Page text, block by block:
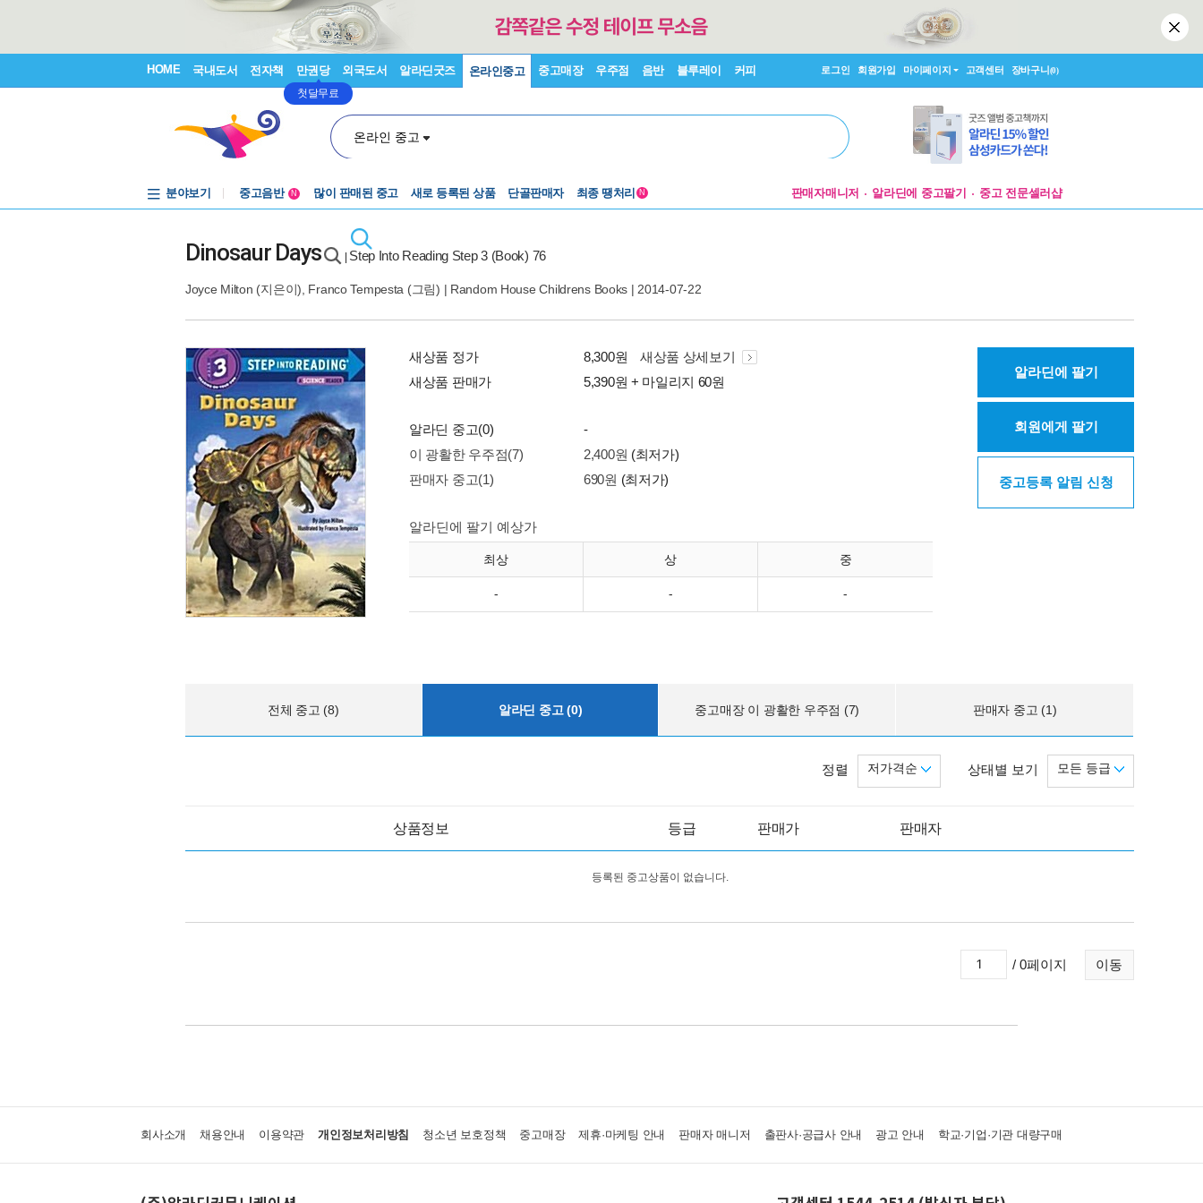
HOME 국내도서 전자책 만권당
첫달무료
외국도서 알라딘굿즈 온라인중고 중고매장 우주점 음반 블루레이 커피 로그인 회원가입 마이페이지 고객센터 장바구니(0)
온라인 중고
분야보기
중고음반
N 많이 판매된 중고 새로 등록된 상품 단골판매자 최종 땡처리 N 판매자매니저 알라딘에 중고팔기 중고 전문셀러샵
Dinosaur Days Step Into Reading Step 3 (Book) 76
Joyce Milton (지은이), Franco Tempesta (그림) | Random House Childrens Books | 2014-07-22
새상품 정가 8,300원
새상품 상세보기
새상품 판매가
5,390원 + 마일리지 60원
알라딘 중고(0)
-
이 광활한 우주점(7)
2,400원 (최저가)
판매자 중고(1)
690원 (최저가)
알라딘에 팔기 예상가
최상 상 중
- - -
알라딘에 팔기
회원에게 팔기
중고등록 알림 신청
전체 중고 (8) 알라딘 중고 (0) 중고매장 이 광활한 우주점 (7) 판매자 중고 (1)
상태별 보기 모든 등급
정렬 저가격순
상품정보 등급 판매가 판매자
등록된 중고상품이 없습니다.
이동
/ 0페이지
회사소개 채용안내 이용약관 개인정보처리방침 청소년 보호정책 중고매장 제휴·마케팅 안내 판매자 매니저 출판사·공급사 안내 광고 안내 학교·기업·기관 대량구매